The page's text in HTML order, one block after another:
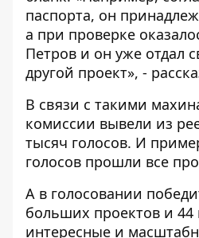
паспорта, он
а при проверке
Петров и он уже отдал
другой проект», -
В связи с такими
комиссии вывели из
тысяч голосов. И
голосов прошли все
А в голосовании
больших проектов и
интересные и